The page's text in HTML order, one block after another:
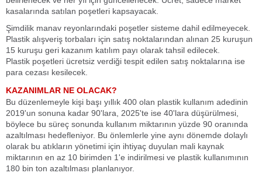
kasalarında satılan poşetleri kapsayacak.
Şimdilik manav reyonlarındaki poşetler sisteme dahil edilmeyecek.
Plastik alışveriş torbaları için satış noktalarından alınan 25 kuruşun
15 kuruşu geri kazanım katılım payı olarak tahsil edilecek.
Plastik poşetleri ücretsiz verdiği tespit edilen satış noktalarına ise
para cezası kesilecek.
KAZANIMLAR NE OLACAK?
Bu düzenlemeyle kişi başı yıllık 400 olan plastik kullanım adedinin
2019'un sonuna kadar 90'lara, 2025'te ise 40'lara düşürülmesi,
böylece bu süreç sonunda kullanım miktarının yüzde 90 oranında
azaltılması hedefleniyor. Bu önlemlerle yine aynı dönemde dolaylı
olarak bu atıkların yönetimi için ihtiyaç duyulan mali kaynak
miktarının en az 10 birimden 1'e indirilmesi ve plastik kullanımının
180 bin ton azaltılması planlanıyor.